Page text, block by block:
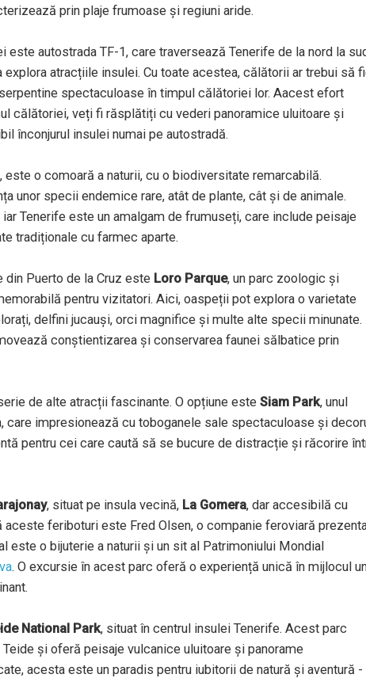
prin plaje frumoase și regiuni aride.
autostrada TF-1, care traversează Tenerife de la nord la
atracțiile insulei. Cu toate acestea, călătorii ar trebui să
spectaculoase în timpul călătoriei lor. Aacest efort
călătoriei, veți fi răsplătiți cu vederi panoramice uluitoare și
înconjurul insulei numai pe autostradă.
o comoară a naturii, cu o biodiversitate remarcabilă.
unor specii endemice rare, atât de plante, cât și de animale.
Tenerife este un amalgam de frumuseți, care include peisaje
tradiționale cu farmec aparte.
din Puerto de la Cruz este Loro Parque, un parc zoologic și
pentru vizitatori. Aici, oaspeții pot explora o varietate
delfini jucauși, orci magnifice și multe alte specii minunate.
conștientizarea și conservarea faunei sălbatice prin
de alte atracții fascinante. O opțiune este Siam Park, unul
care impresionează cu toboganele sale spectaculoase și
pentru cei care caută să se bucure de distracție și răcorire
, situat pe insula vecină, La Gomera, dar accesibilă cu
feriboturi este Fred Olsen, o companie feroviară
este o bijuterie a naturii și un sit al Patrimoniului Mondial
. O excursie în acest parc oferă o experiență unică în mijlocul
National Park, situat în centrul insulei Tenerife. Acest parc
și oferă peisaje vulcanice uluitoare și panorame
acesta este un paradis pentru iubitorii de natură și aventură -